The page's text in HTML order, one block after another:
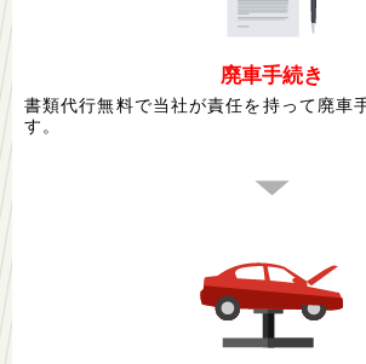
廃車手続き
書類代行無料で当社が責任を持って廃車
す。